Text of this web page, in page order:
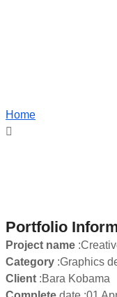
Home
Portfolio
Project name
Category :Graphics
Client :Bara Kobama